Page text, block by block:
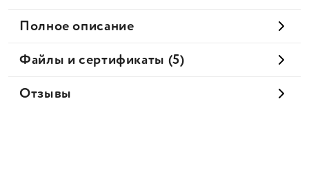
Полное описание
Файлы и сертификаты (5)
Отзывы